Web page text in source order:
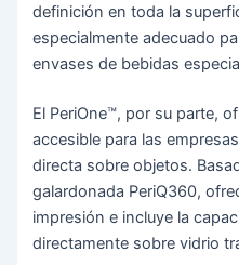
definición en toda la
especialmente adecuado
envases de bebidas
El PeriOne™, por su parte,
accesible para las
directa sobre objetos.
galardonada PeriQ360,
impresión e incluye la
directamente sobre vidrio